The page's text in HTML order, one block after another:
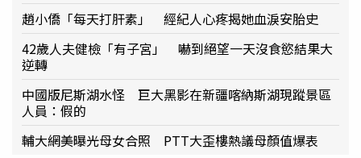
趙小僑「每天打肝素」 經紀人心疼揭她血淚安胎史
42歲人夫健檢「有子宮」 嚇到絕望一天沒食慾結果大
逆轉
中國版尼斯湖水怪 巨大黑影在新疆喀納斯湖現蹤景區
人員：假的
輔大網美曝光母女合照 PTT大歪樓熱議母顏值爆表